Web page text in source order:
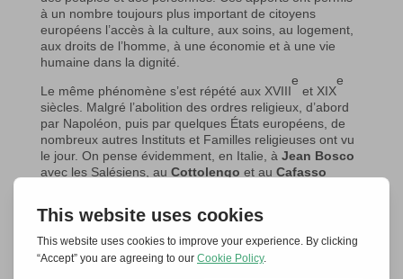
à un nombre toujours plus important de citoyens
européens l’accès à la culture, aux soins, au logement,
aux droits de l’homme, à une économie et à une vie
humaine dans la dignité.
Le même phénomène s’est répété aux XVIII
e
et XIX
e
siècles. Malgré l’abolition des ordres religieux, d’abord
par Napoléon, puis par quelques États européens, de
nombreux autres Instituts et Familles religieuses ont vu
le jour. On pense évidemment, en Italie, à Jean Bosco
avec les Salésiens, au Cottolengo et au Cafasso
etc.
Au XX
e
siècle, l’Europe a vu naître de nouveaux Instituts
religieux comme ceux fondés pardon Alberione